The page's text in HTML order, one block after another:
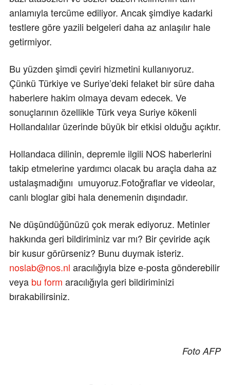
anlamıyla tercüme ediliyor. Ancak şimdiye kadarki
testlere göre yazili belgeleri daha az anlaşılır hale
getirmiyor.
Bu yüzden şimdi çeviri hizmetini kullanıyoruz.
Çünkü Türkiye ve Suriye’deki felaket bir süre daha
haberlere hakim olmaya devam edecek. Ve
sonuçlarının özellikle Türk veya Suriye kökenli
Hollandalılar üzerinde büyük bir etkisi olduğu açıktır.
Hollandaca dilinin, depremle ilgili NOS haberlerini
takip etmelerine yardımcı olacak bu araçla daha az
ustalaşmadığını umuyoruz.Fotoğraflar ve videolar,
canlı bloglar gibi hala denemenin dışındadır.
Ne düşündüğünüzü çok merak ediyoruz. Metinler
hakkında geri bildiriminiz var mı? Bir çeviride açık
bir kusur görürseniz? Bunu duymak isteriz.
noslab@nos.nl aracılığıyla bize e-posta gönderebilir
veya bu form aracılığıyla geri bildiriminizi
bırakabilirsiniz.
Foto AFP